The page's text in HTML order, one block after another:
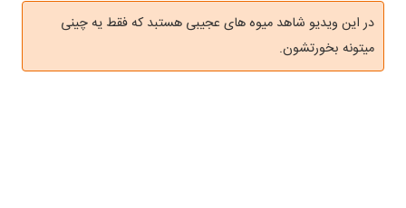
در این ویدیو شاهد میوه های عجیبی هستبد که فقط یه چینی
میتونه بخورتشون.